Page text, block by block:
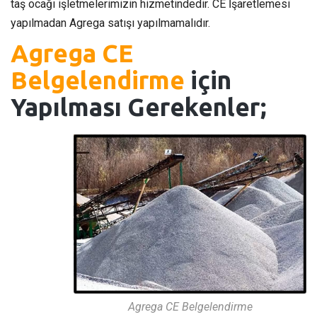
taş ocağı işletmelerimizin hizmetindedir. CE İşaretlemesi
yapılmadan Agrega satışı yapılmamalıdır.
Agrega CE
Belgelendirme için
Yapılması Gerekenler;
Agrega CE Belgelendirme